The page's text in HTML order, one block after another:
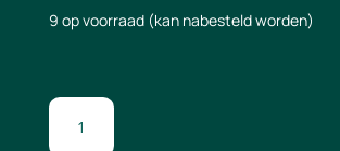
9 op voorraad (kan nabesteld worden)
A1
bord(pvc)